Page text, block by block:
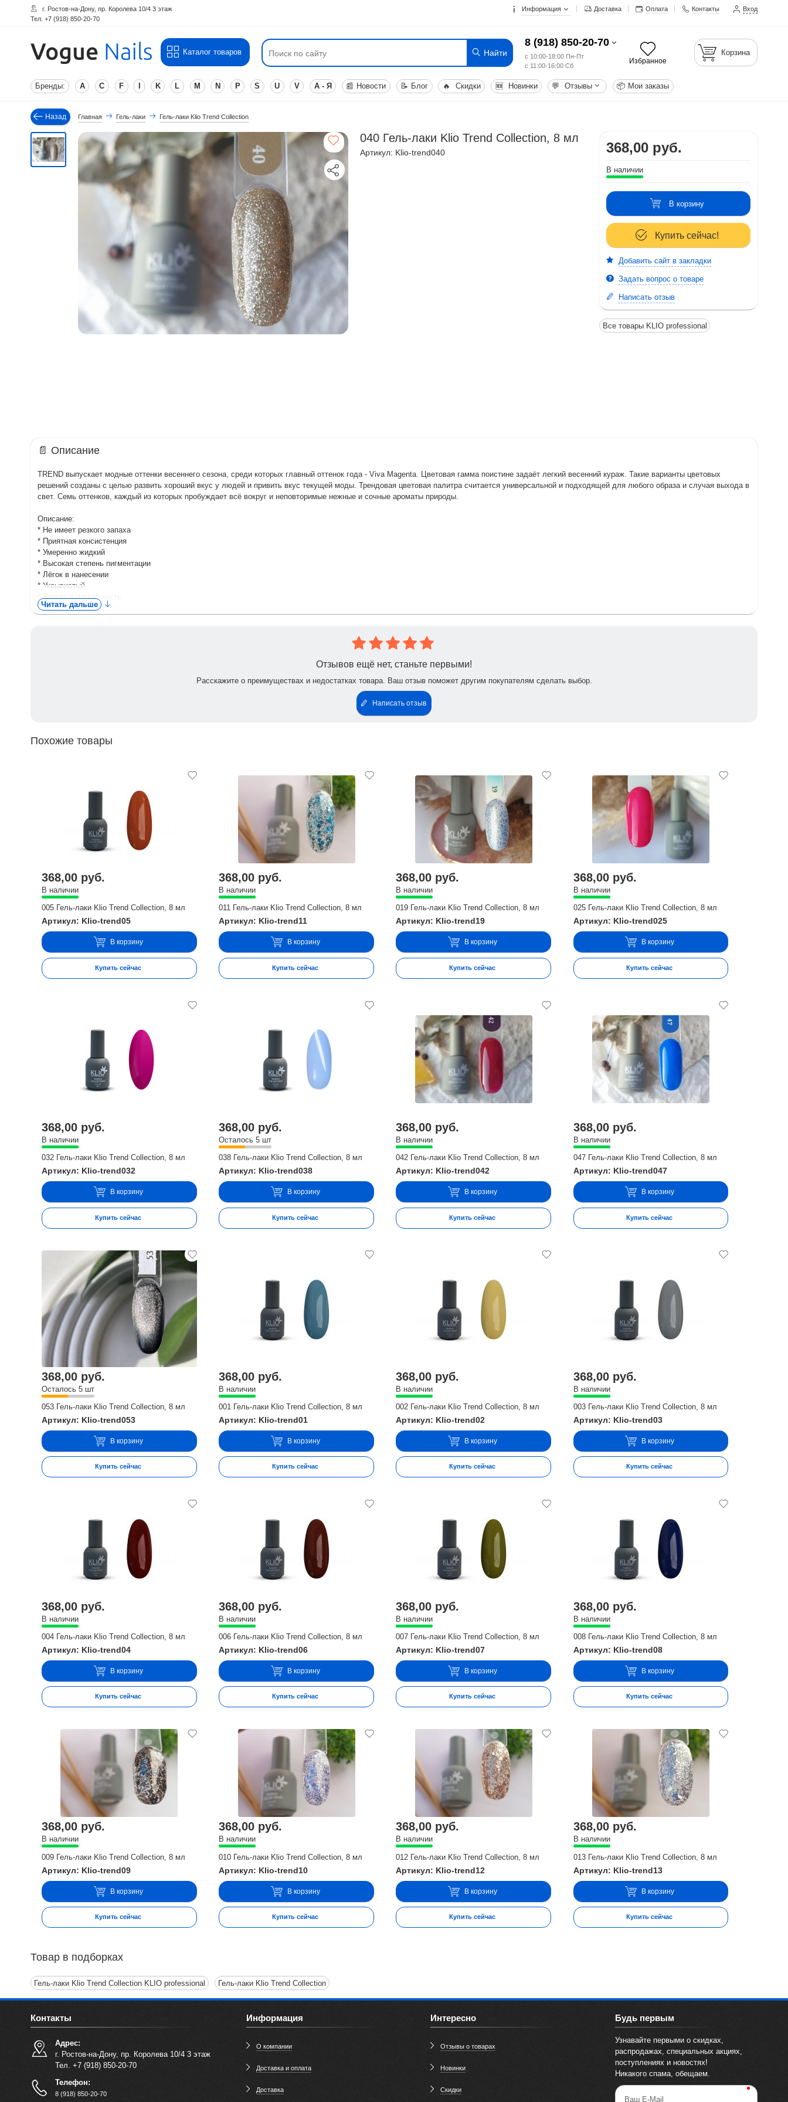
г. Ростов-на-Дону, пр. Королева 10/4 3 этаж
Тел. +7 (918) 850-20-70
Информация Доставка Оплата Контакты Вход
Каталог товаров Найти
8 (918) 850-20-70
с 10:00-18:00 Пн-Пт
с 11:00-16:00 Сб
Избранное
Корзина
Бренды: A C F K L M N P S U V А - Я 📰 Новости 📝 Блог 🔥 Скидки 🆕 Новинки 💬 Отзывы 📦 Мои заказы
Назад Главная Гель-лаки Гель-лаки Klio Trend Collection
040 Гель-лаки Klio Trend Collection, 8 мл
Артикул: Klio-trend040 368,00 руб.
В наличии
В корзину
Купить сейчас!
Добавить сайт в закладки
Задать вопрос о товаре
Написать отзыв
Все товары KLIO professional
📄 Описание
TREND выпускает модные оттенки весеннего сезона, среди которых главный оттенок года - Viva Magenta. Цветовая гамма поистине задаёт легкий весенний кураж. Такие варианты цветовых
решений созданы с целью развить хороший вкус у людей и привить вкус текущей моды. Трендовая цветовая палитра считается универсальной и подходящей для любого образа и случая выхода в
свет. Семь оттенков, каждый из которых пробуждает всё вокруг и неповторимые нежные и сочные ароматы природы.
Описание:
* Не имеет резкого запаха
* Приятная консистенция
* Умеренно жидкий
* Высокая степень пигментации
* Лёгок в нанесении
* Укрывистый
* Тонкая и мягкая кисть
* Экономичный расход
1. На подготовленной ногтевой пластине выполните выравнивание базой. Затем нанесите тонким слоем гель-лак, полимеризуйте в LED-лампе 30-60 секунд, в UV-лампе – 2 минуты. При
2. Перекройте топом гель-лаковое покрытие, полимеризуйте в LED-лампе 30 секунд, в UV-лампе – 2 минуты.
Читать дальше
Отзывов ещё нет, станьте первыми!
Расскажите о преимуществах и недостатках товара. Ваш отзыв поможет другим покупателям сделать выбор.
Написать отзыв
Похожие товары
368,00 руб.
В наличии
005 Гель-лаки Klio Trend Collection, 8 мл
Артикул: Klio-trend05
В корзину
Купить сейчас
368,00 руб.
В наличии
011 Гель-лаки Klio Trend Collection, 8 мл
Артикул: Klio-trend11
В корзину
Купить сейчас
368,00 руб.
В наличии
019 Гель-лаки Klio Trend Collection, 8 мл
Артикул: Klio-trend19
В корзину
Купить сейчас
368,00 руб.
В наличии
025 Гель-лаки Klio Trend Collection, 8 мл
Артикул: Klio-trend025
В корзину
Купить сейчас
368,00 руб.
В наличии
032 Гель-лаки Klio Trend Collection, 8 мл
Артикул: Klio-trend032
В корзину
Купить сейчас
368,00 руб.
Осталось 5 шт
038 Гель-лаки Klio Trend Collection, 8 мл
Артикул: Klio-trend038
В корзину
Купить сейчас
368,00 руб.
В наличии
042 Гель-лаки Klio Trend Collection, 8 мл
Артикул: Klio-trend042
В корзину
Купить сейчас
368,00 руб.
В наличии
047 Гель-лаки Klio Trend Collection, 8 мл
Артикул: Klio-trend047
В корзину
Купить сейчас
368,00 руб.
Осталось 5 шт
053 Гель-лаки Klio Trend Collection, 8 мл
Артикул: Klio-trend053
В корзину
Купить сейчас
368,00 руб.
В наличии
001 Гель-лаки Klio Trend Collection, 8 мл
Артикул: Klio-trend01
В корзину
Купить сейчас
368,00 руб.
В наличии
002 Гель-лаки Klio Trend Collection, 8 мл
Артикул: Klio-trend02
В корзину
Купить сейчас
368,00 руб.
В наличии
003 Гель-лаки Klio Trend Collection, 8 мл
Артикул: Klio-trend03
В корзину
Купить сейчас
368,00 руб.
В наличии
004 Гель-лаки Klio Trend Collection, 8 мл
Артикул: Klio-trend04
В корзину
Купить сейчас
368,00 руб.
В наличии
006 Гель-лаки Klio Trend Collection, 8 мл
Артикул: Klio-trend06
В корзину
Купить сейчас
368,00 руб.
В наличии
007 Гель-лаки Klio Trend Collection, 8 мл
Артикул: Klio-trend07
В корзину
Купить сейчас
368,00 руб.
В наличии
008 Гель-лаки Klio Trend Collection, 8 мл
Артикул: Klio-trend08
В корзину
Купить сейчас
368,00 руб.
В наличии
009 Гель-лаки Klio Trend Collection, 8 мл
Артикул: Klio-trend09
В корзину
Купить сейчас
368,00 руб.
В наличии
010 Гель-лаки Klio Trend Collection, 8 мл
Артикул: Klio-trend10
В корзину
Купить сейчас
368,00 руб.
В наличии
012 Гель-лаки Klio Trend Collection, 8 мл
Артикул: Klio-trend12
В корзину
Купить сейчас
368,00 руб.
В наличии
013 Гель-лаки Klio Trend Collection, 8 мл
Артикул: Klio-trend13
В корзину
Купить сейчас
Товар в подборках
Гель-лаки Klio Trend Collection KLIO professional Гель-лаки Klio Trend Collection
Контакты
Адрес:
г. Ростов-на-Дону, пр. Королева 10/4 3 этаж
Тел. +7 (918) 850-20-70
Телефон:
8 (918) 850-20-70
Информация
О компании
Доставка и оплата
Доставка
Интересно
Отзывы о товарах
Новинки
Скидки
Будь первым
Узнавайте первыми о скидках,
распродажах, специальных акциях,
поступлениях и новостях!
Никакого спама, обещаем.
Ваш E-Mail